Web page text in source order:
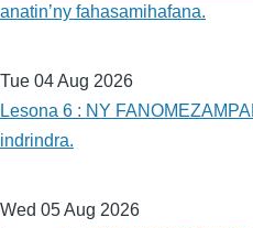
anatin’ny fahasamihafana.
Tue 04 Aug 2026
Lesona 6 : NY
indrindra.
Wed 05 Aug 2026